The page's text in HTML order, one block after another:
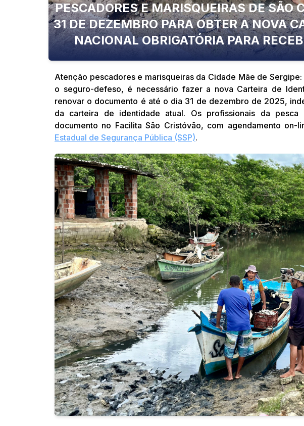
PESCADORES E MARISQUEIRAS DE SÃO
31 DE DEZEMBRO PARA OBTER A NOVA
NACIONAL OBRIGATÓRIA PARA
Atenção pescadores e marisqueiras da Cidade Mãe de
o seguro-defeso, é necessário fazer a nova Carteira de
renovar o documento é até o dia 31 de dezembro de 2025,
da carteira de identidade atual. Os profissionais da
documento no Facilita São Cristóvão, com agendamento
Estadual de Segurança Pública (SSP).